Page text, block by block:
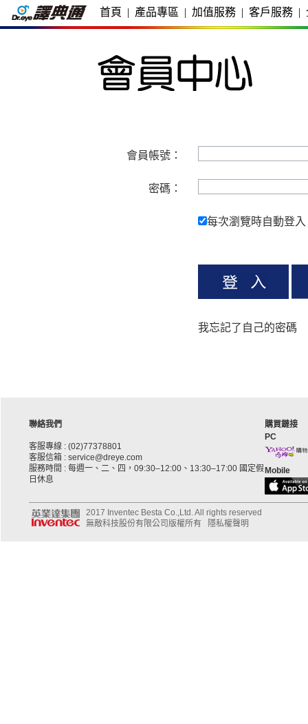
首頁 | 產品專區 | 加值服務 | 客戶服務 |
會員帳號：
密碼：
每次瀏覽時自動登入
我忘記了自己的密碼
聯絡我們
客服專線 : (02)77378801
客服信箱 : service@dreye.com
服務時間 : 每週一、二、四，09:30–12:00、13:30–17:00 國定假
日休息
購買鏈接
PC
Mobile
2017 Inventec Besta Co.,Ltd. All rights reserved
無敵科技股份有限公司版權所有
隱私權聲明